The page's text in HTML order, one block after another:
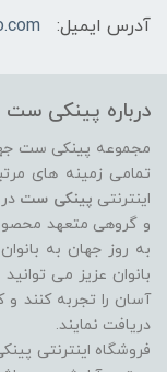
آدرس ایمیل:
درباره پینکی ست
مجموعه پینکی ست
تمامی زمینه های
اینترنتی پینکی ست
و گروهی متعهد
به روز جهان به
بانوان عزیز می
آسان را تجربه کنند و
دریافت نمایند.
فروشگاه اینترنتی